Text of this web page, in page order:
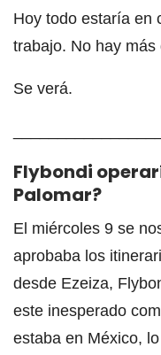
Hoy todo estaría en
trabajo. No hay más
Se verá.
Flybondi
Palomar?
El miércoles 9 se
aprobaba los
desde Ezeiza,
este inesperado
estaba en México,